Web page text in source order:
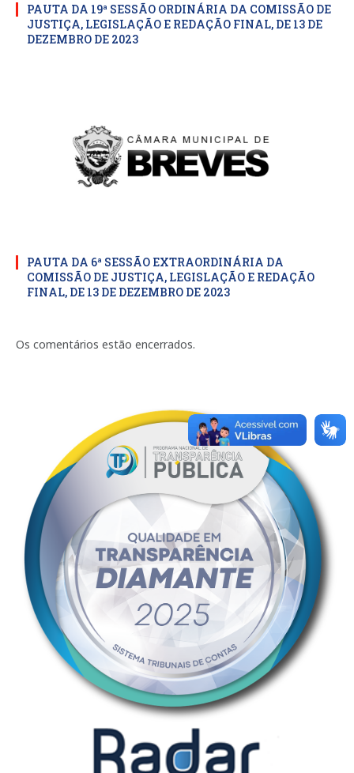
PAUTA DA 19ª SESSÃO ORDINÁRIA DA COMISSÃO DE
JUSTIÇA, LEGISLAÇÃO E REDAÇÃO FINAL, DE 13 DE
DEZEMBRO DE 2023
PAUTA DA 6ª SESSÃO EXTRAORDINÁRIA DA
COMISSÃO DE JUSTIÇA, LEGISLAÇÃO E REDAÇÃO
FINAL, DE 13 DE DEZEMBRO DE 2023
Os comentários estão encerrados.